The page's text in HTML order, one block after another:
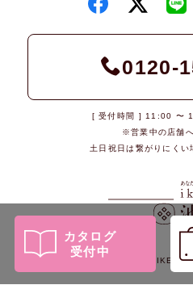
カタログ
受付中
0120-
[ 受付時間 ] 11:00 〜
※営業中の店舗
土日祝日は繋がりにくい
© 2026